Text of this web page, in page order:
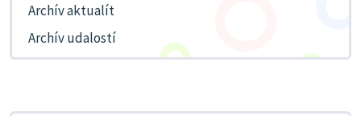
Archív aktualít
Archív udalostí